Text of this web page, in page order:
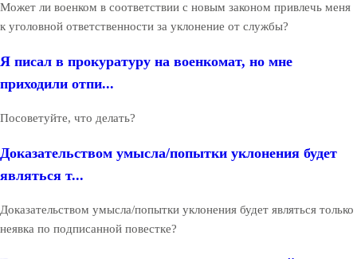
Может ли военком в соответствии с новым законом привлечь меня
к уголовной ответственности за уклонение от службы?
Я писал в прокуратуру на военкомат, но мне
приходили отпи...
Посоветуйте, что делать?
Доказательством умысла/попытки уклонения будет
являться т...
Доказательством умысла/попытки уклонения будет являться только
неявка по подписанной повестке?